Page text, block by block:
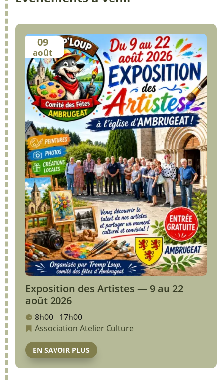
09
août
Exposition des Artistes — 9 au 22
août 2026
8h00 - 17h00
Association Atelier Culture
EN SAVOIR PLUS